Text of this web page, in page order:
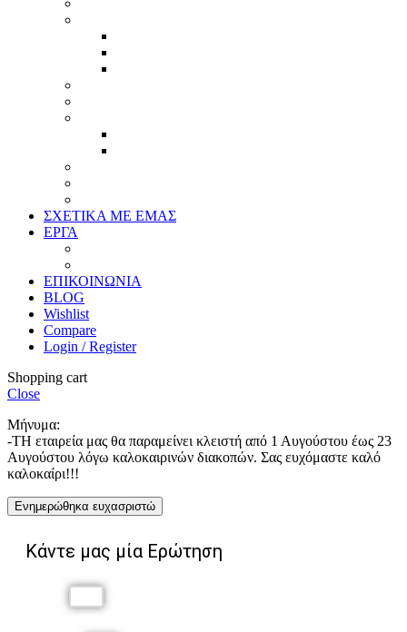
ΣΧΕΤΙΚΑ ΜΕ ΕΜΑΣ
ΕΡΓΑ
ΕΠΙΚΟΙΝΩΝΙΑ
BLOG
Wishlist
Compare
Login / Register
Shopping cart
Close
Μήνυμα:
-ΤΗ εταιρεία μας θα παραμείνει κλειστή από 1 Αυγούστου έως 23
Αυγούστου λόγω καλοκαιρινών διακοπών. Σας ευχόμαστε καλό
καλοκαίρι!!!
Ενημερώθηκα ευχασριστώ
Κάντε μας μία Ερώτηση